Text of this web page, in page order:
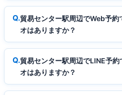
貿易センター駅周辺でWeb予
オはありますか？
貿易センター駅周辺でLINE予
オはありますか？